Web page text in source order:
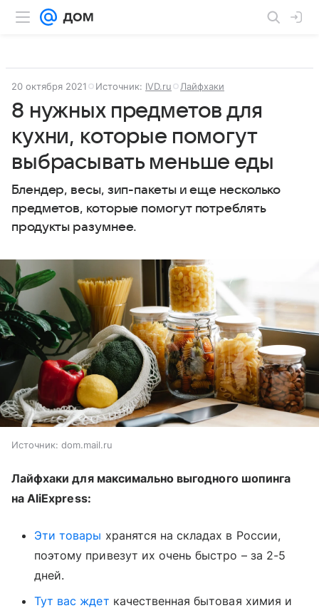
20 октября 2021 Источник: IVD.ru Лайфхаки
8 нужных предметов для
кухни, которые помогут
выбрасывать меньше еды
Блендер, весы, зип-пакеты и еще несколько
предметов, которые помогут потреблять
продукты разумнее.
Источник: dom.mail.ru
Лайфхаки для максимально выгодного шопинга
на AliExpress:
Эти товары хранятся на складах в Росcии,
поэтому привезут их очень быстро – за 2-5
дней.
Тут вас ждет качественная бытовая химия и